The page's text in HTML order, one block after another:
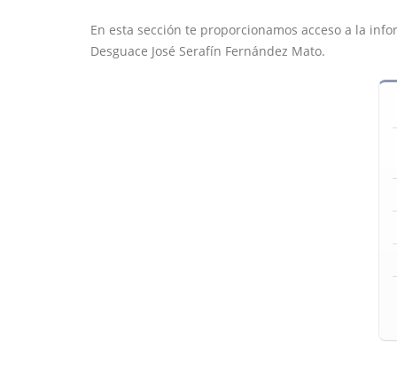
En esta sección te proporcionamos acceso a la
Desguace José Serafín Fernández Mato.